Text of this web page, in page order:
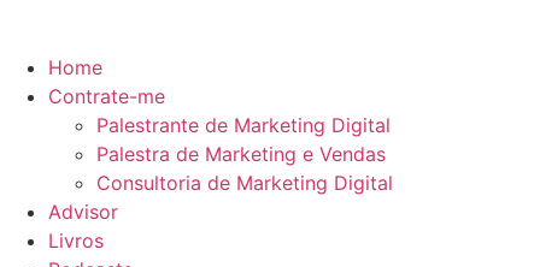
Home
Contrate-me
Palestrante de Marketing Digital
Palestra de Marketing e Vendas
Consultoria de Marketing Digital
Advisor
Livros